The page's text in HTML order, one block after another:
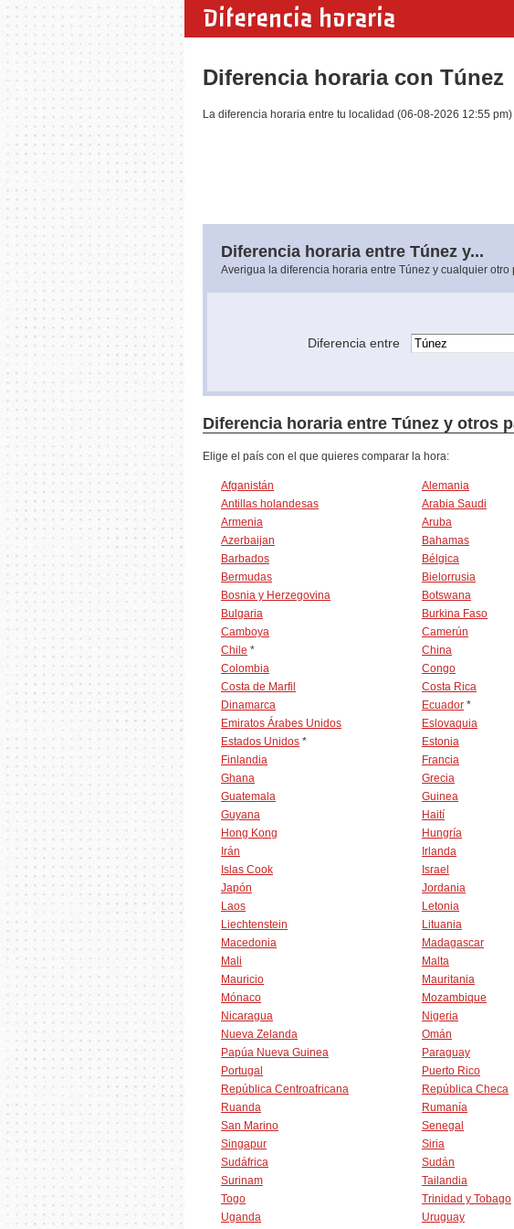
Diferencia horaria
Diferencia horaria con Túnez
La diferencia horaria entre tu localidad (06-08-2026 12:55
Diferencia horaria entre Túnez y...
Averigua la diferencia horaria entre Túnez y cualquier otro
Diferencia entre
Diferencia horaria entre Túnez y otros
Elige el país con el que quieres comparar la hora:
Afganistán Alemania
Antillas holandesas
Arabia Saudi
Armenia
Aruba
Azerbaijan
Bahamas
Barbados
Bélgica
Bermudas
Bielorrusia
Bosnia y Herzegovina
Botswana
Bulgaria
Burkina Faso
Camboya
Camerún
Chile * China
Colombia
Congo
Costa de Marfil
Costa Rica
Dinamarca
Ecuador *
Emiratos Árabes Unidos
Eslovaquia
Estados Unidos * Estonia
Finlandia
Francia
Ghana
Grecia
Guatemala
Guinea
Guyana
Haití
Hong Kong
Hungría
Irán
Irlanda
Islas Cook
Israel
Japón
Jordania
Laos
Letonia
Liechtenstein
Lituania
Macedonia
Madagascar
Mali
Malta
Mauricio
Mauritania
Mónaco
Mozambique
Nicaragua
Nigeria
Nueva Zelanda
Omán
Papúa Nueva Guinea
Paraguay
Portugal
Puerto Rico
República Centroafricana
República Checa
Ruanda
Rumanía
San Marino
Senegal
Singapur
Siria
Sudáfrica
Sudán
Surinam
Tailandia
Togo
Trinidad y Tobago
Uganda
Uruguay